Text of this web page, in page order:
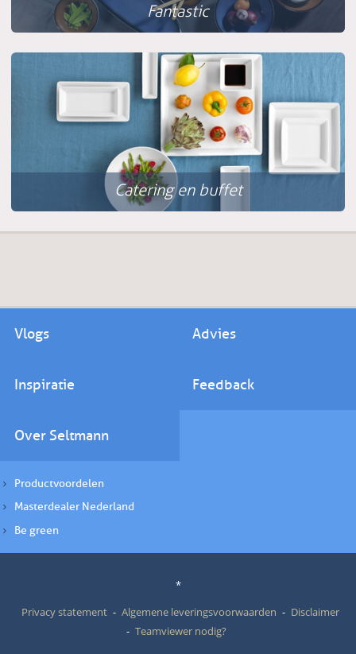
Fantastic
Catering en buffet
Vlogs Advies
Inspiratie Feedback
Over Seltmann
Productvoordelen
Masterdealer Nederland
Be green
*
Privacy statement
Algemene leveringsvoorwaarden
Disclaimer
Teamviewer nodig?